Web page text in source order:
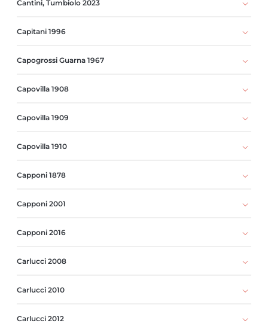
Cantini, Tumbiolo 2023
Capitani 1996
Capogrossi Guarna 1967
Capovilla 1908
Capovilla 1909
Capovilla 1910
Capponi 1878
Capponi 2001
Capponi 2016
Carlucci 2008
Carlucci 2010
Carlucci 2012